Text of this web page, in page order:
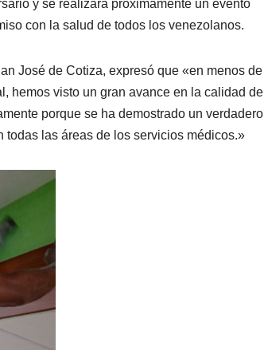
y se realizará próximamente un evento
con la salud de todos los venezolanos.
José de Cotiza, expresó que «en menos de
hemos visto un gran avance en la calidad de
porque se ha demostrado un verdadero
todas las áreas de los servicios médicos.»